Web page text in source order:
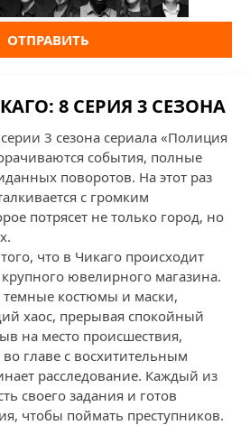
ОТПРАВИТЬ
8 СЕРИЯ 3 СЕЗОНА
3 сезона сериала «Полиция
события, полные
поворотов. На этот раз
с громким
потрясет не только город, но
что в Чикаго происходит
ювелирного магазина.
темные костюмы и маски,
хаос, прерывая спокойный
на место происшествия,
главе с восхитительным
расследование. Каждый из
своего задания и готов
чтобы поймать преступников.